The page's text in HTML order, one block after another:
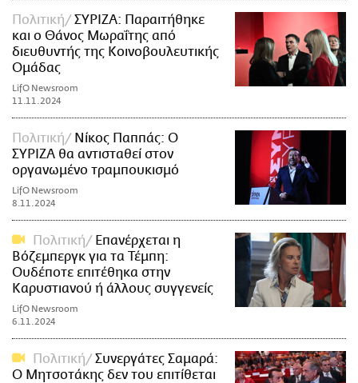
Πολιτική
ΣΥΡΙΖΑ: Παραιτήθηκε
και ο Θάνος Μωραΐτης από
διευθυντής της Κοινοβουλευτικής
Ομάδας
LifO Newsroom
11.11.2024
Πολιτική
Νίκος Παππάς: Ο
ΣΥΡΙΖΑ θα αντισταθεί στον
οργανωμένο τραμπουκισμό
LifO Newsroom
8.11.2024
Πολιτική
Επανέρχεται η
Βόζεμπεργκ για τα Τέμπη:
Ουδέποτε επιτέθηκα στην
Καρυστιανού ή άλλους συγγενείς
LifO Newsroom
6.11.2024
Πολιτική
Συνεργάτες Σαμαρά:
Ο Μητσοτάκης δεν του επιτίθεται